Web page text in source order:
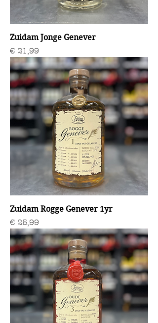
Zuidam Jonge Genever
Prijs
€ 21,99
Zuidam Rogge Genever 1yr
Prijs
€ 25,99